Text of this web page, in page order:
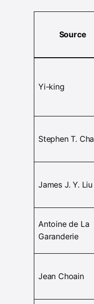
Source
Yi-king
Stephen T.
James J. Y. Liu
Antoine de La
Garanderie
Jean Choain